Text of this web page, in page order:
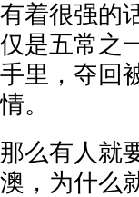
有着很强的
仅是五常之
手里，夺回
情。
那么有人就
澳，为什么